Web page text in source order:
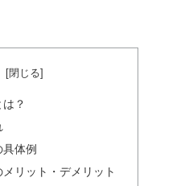
？
体例
リット・デメリット